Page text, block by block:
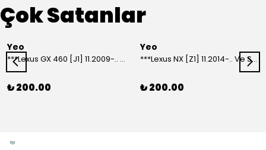
Çok Satanlar
Yeo
***Lexus GX 460 [J1] 11.2009-.. Ve Sonrası Model Yılları İçin Uyumlu Yeo Arka Silecek
₺ 200.00
Yeo
***Lexus NX [Z1] 11.2014-.. Ve Sonrası Model Yılları İçin Uyumlu Yeo Arka Silecek
₺ 200.00